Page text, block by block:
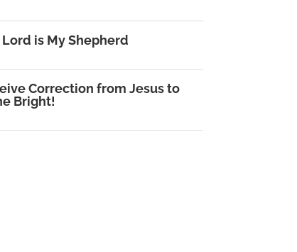
is My Shepherd
Correction from Jesus to
Bright!